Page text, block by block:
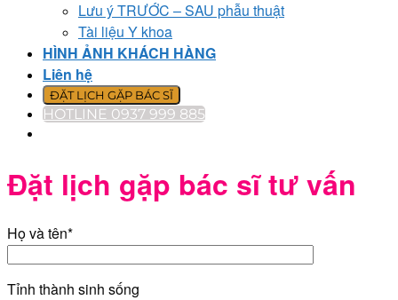
Lưu ý TRƯỚC – SAU phẫu thuật
Tài liệu Y khoa
HÌNH ẢNH KHÁCH HÀNG
Liên hệ
ĐẶT LỊCH GẶP BÁC SĨ
HOTLINE 0937 999 885
Đặt lịch gặp bác sĩ tư vấn
Họ và tên*
Tỉnh thành sinh sống